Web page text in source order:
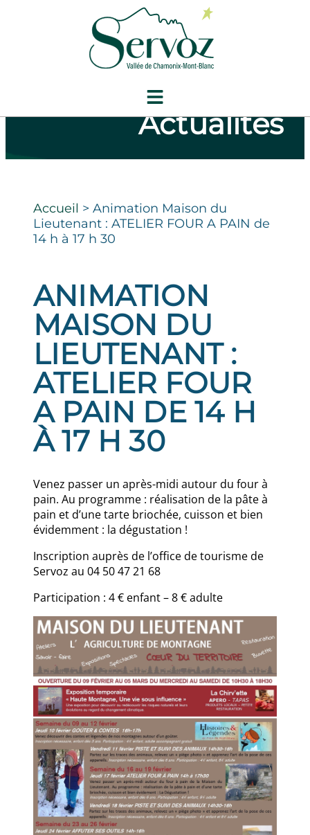
Actualités
Accueil > Animation Maison du
Lieutenant : ATELIER FOUR A PAIN de
14 h à 17 h 30
ANIMATION
MAISON DU
LIEUTENANT :
ATELIER FOUR
A PAIN DE 14 H
À 17 H 30
Venez passer un après-midi autour du four à
pain. Au programme : réalisation de la pâte à
pain et d’une tarte briochée, cuisson et bien
évidemment : la dégustation !
Inscription auprès de l’office de tourisme de
Servoz au 04 50 47 21 68
Participation : 4 € enfant – 8 € adulte